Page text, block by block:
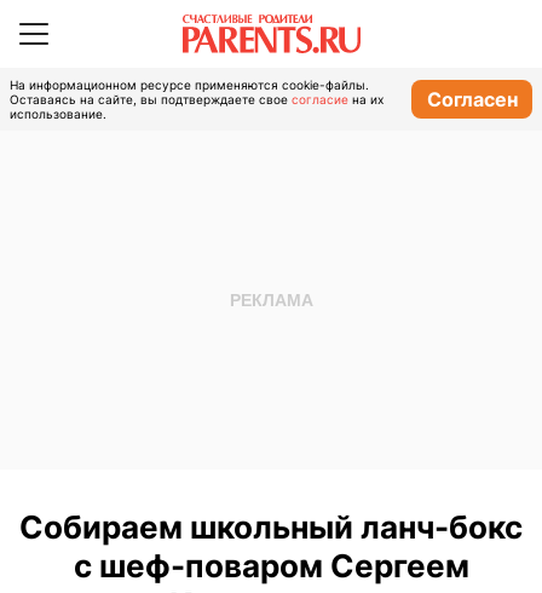
На информационном ресурсе применяются cookie-файлы.
Оставаясь на сайте, вы подтверждаете свое согласие на их
использование.
Согласен
Собираем школьный ланч-бокс
с шеф-поваром Сергеем